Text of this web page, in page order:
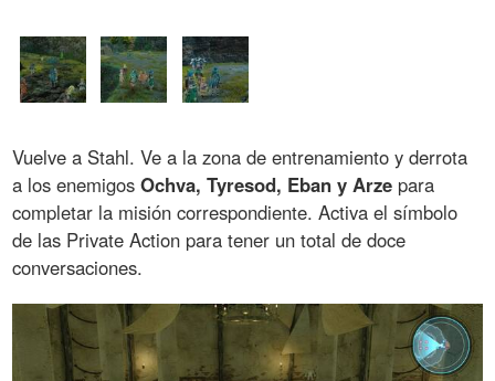
Vuelve a Stahl. Ve a la zona de entrenamiento y derrota
a los enemigosOchva, Tyresod, Eban y Arze para
completar la misión correspondiente. Activa el símbolo
de las Private Action para tener un total de doce
conversaciones.